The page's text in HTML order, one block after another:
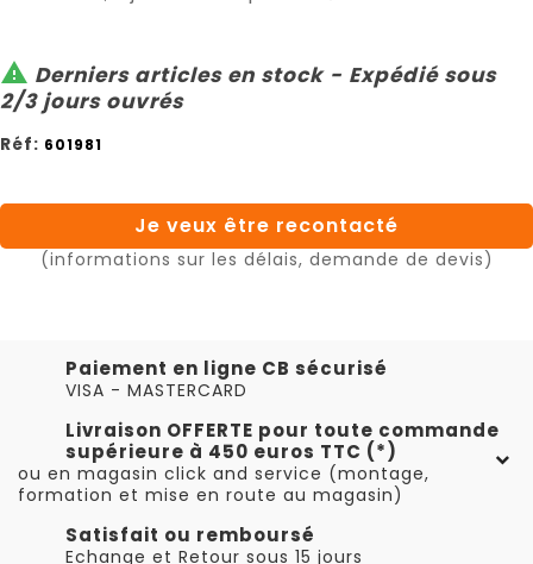
 Derniers articles en stock - Expédié sous
2/3 jours ouvrés
Réf: 601981
Je veux être recontacté
(informations sur les délais, demande de devis)
Paiement en ligne CB sécurisé
VISA - MASTERCARD
Livraison OFFERTE pour toute commande
supérieure à 450 euros TTC (*)
ou en magasin click and service (montage,
formation et mise en route au magasin)
Satisfait ou remboursé
Echange et Retour sous 15 jours